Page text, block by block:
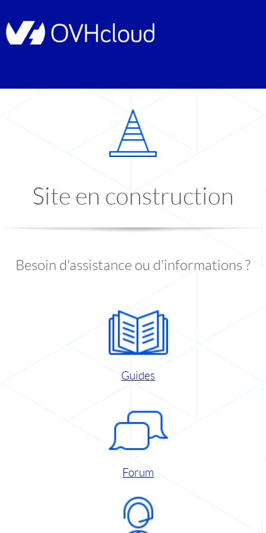
Site en construction
Besoin d'assistance ou d'informations ?
Guides
Forum